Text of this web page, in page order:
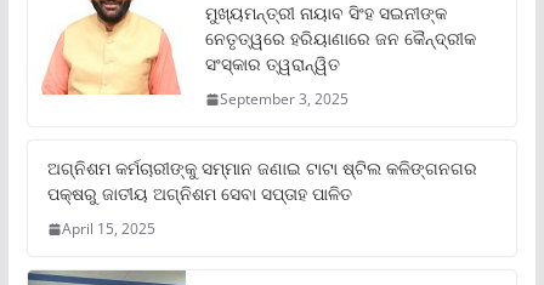
ମୁଖ୍ୟମନ୍ତ୍ରୀ ନାୟାବ ସିଂହ ସଇନୀଙ୍କ
ନେତୃତ୍ୱରେ ହରିୟାଣାରେ ଜନ କୈନ୍ଦ୍ରୀକ
ସଂସ୍କାର ତ୍ୱରାନ୍ୱିତ
September 3, 2025
ଅଗ୍ନିଶମ କର୍ମଚାରୀଙ୍କୁ ସମ୍ମାନ ଜଣାଇ ଟାଟା ଷ୍ଟିଲ କଳିଙ୍ଗନଗର
ପକ୍ଷରୁ ଜାତୀୟ ଅଗ୍ନିଶମ ସେବା ସପ୍ତାହ ପାଳିତ
April 15, 2025